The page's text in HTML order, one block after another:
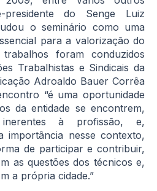
presidente do Senge Luiz
o seminário como uma
para a valorização do
foram conduzidos
Trabalhistas e Sindicais da
Adroaldo Bauer Corrêa
“é uma oportunidade
da entidade se encontrem,
inerentes à profissão, e,
importância nesse contexto,
de participar e contribuir,
as questões dos técnicos e,
a própria cidade.”